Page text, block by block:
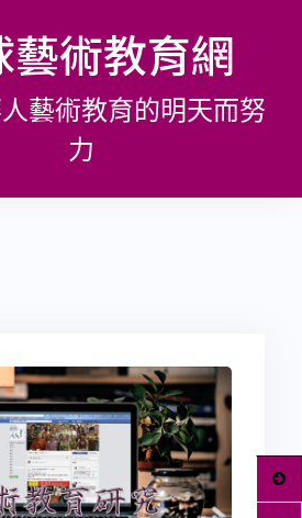
藝術教育網
藝術教育的明天而努
力